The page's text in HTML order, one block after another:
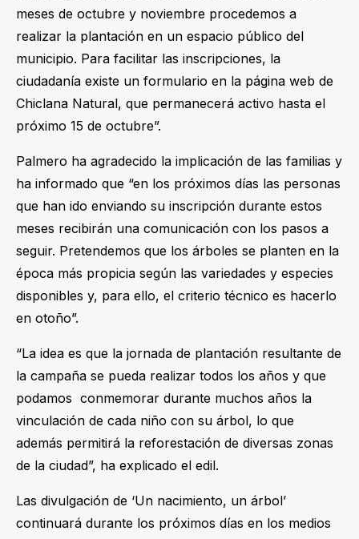
meses de octubre y noviembre procedemos a
realizar la plantación en un espacio público del
municipio. Para facilitar las inscripciones, la
ciudadanía existe un formulario en la página web de
Chiclana Natural, que permanecerá activo hasta el
próximo 15 de octubre”.
Palmero ha agradecido la implicación de las familias y
ha informado que “en los próximos días las personas
que han ido enviando su inscripción durante estos
meses recibirán una comunicación con los pasos a
seguir. Pretendemos que los árboles se planten en la
época más propicia según las variedades y especies
disponibles y, para ello, el criterio técnico es hacerlo
en otoño”.
“La idea es que la jornada de plantación resultante de
la campaña se pueda realizar todos los años y que
podamos conmemorar durante muchos años la
vinculación de cada niño con su árbol, lo que
además permitirá la reforestación de diversas zonas
de la ciudad”, ha explicado el edil.
Las divulgación de ‘Un nacimiento, un árbol’
continuará durante los próximos días en los medios